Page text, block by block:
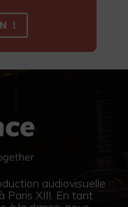
!
audiovisuelle
Paris XIII. En tant